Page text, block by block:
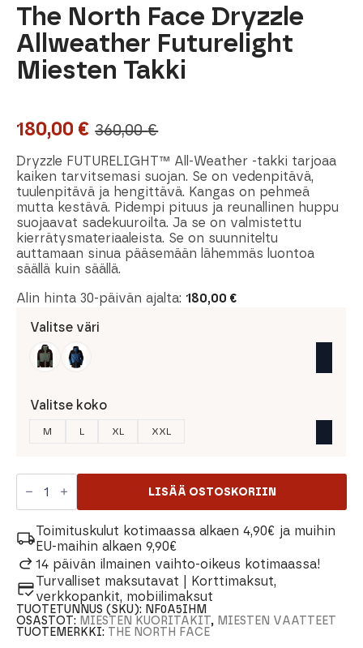
The North Face Dryzzle
Allweather Futurelight
Miesten Takki
360,00€
Alkuperäinen
hinta
oli:
360,00 €.
180,00 €
Nykyinen
hinta
on:
180,00 €.
Dryzzle FUTURELIGHT™ All-Weather -takki tarjoaa
kaiken tarvitsemasi suojan. Se on vedenpitävä,
tuulenpitävä ja hengittävä. Kangas on pehmeä
mutta kestävä. Pidempi pituus ja reunallinen huppu
suojaavat sadekuuroilta. Ja se on valmistettu
kierrätysmateriaaleista. Se on suunniteltu
auttamaan sinua pääsemään lähemmäs luontoa
säällä kuin säällä.
Alin hinta 30-päivän ajalta: 180,00 €
Valitse väri
Valitse koko
M L XL XXL
The
North
Face
Allweather
Futurelight
Miesten
Takki
määrä
LISÄÄ OSTOSKORIIN
Toimituskulut kotimaassa alkaen 4,90€ ja muihin
EU-maihin alkaen 9,90€
14 päivän ilmainen vaihto-oikeus kotimaassa!
Turvalliset maksutavat | Korttimaksut,
verkkopankit, mobiilimaksut
TUOTETUNNUS (SKU): NF0A5IHM
OSASTOT: MIESTEN KUORITAKIT, MIESTEN VAATTEET
TUOTEMERKKI: THE NORTH FACE